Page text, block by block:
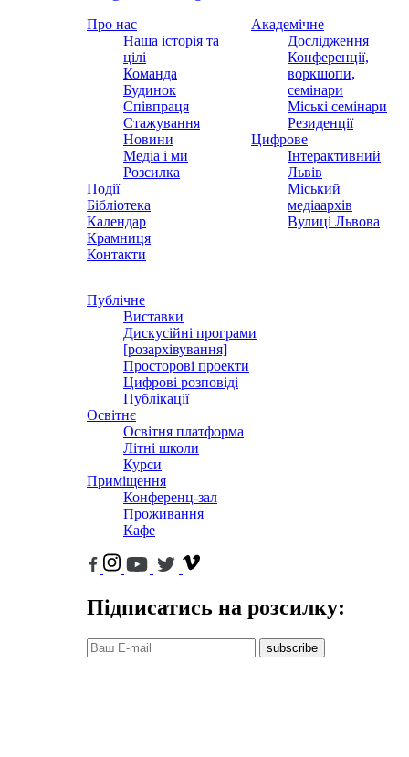
Про нас
Наша історія та
цілі
Команда
Будинок
Співпраця
Стажування
Новини
Медіа і ми
Розсилка
Події
Бібліотека
Календар
Крамниця
Контакти
Академічне
Дослідження
Конференції,
воркшопи,
семінари
Міські семінари
Резиденції
Цифрове
Інтерактивний
Львів
Міський
медіаархів
Вулиці Львова
Публічне
Виставки
Дискусійні програми
[розархівування]
Просторові проекти
Цифрові розповіді
Публікації
Освітнє
Освітня платформа
Літні школи
Курси
Приміщення
Конференц-зал
Проживання
Кафе
Підписатись на розсилку:
subscribe